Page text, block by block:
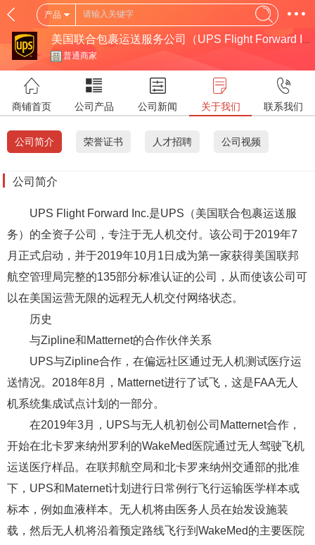
产品
美国联合包裹运送服务公司（UPS Flight Forward Inc）
普通商家
商铺首页 公司产品 公司新闻 关于我们 联系我们
公司简介 荣誉证书 人才招聘 公司视频
公司简介
UPS Flight Forward Inc.是UPS（美国联合包裹运送服
务）的全资子公司，专注于无人机交付。该公司于2019年7
月正式启动，并于2019年10月1日成为第一家获得美国联邦
航空管理局完整的135部分标准认证的公司，从而使该公司可
以在美国运营无限的远程无人机交付网络状态。
历史
与Zipline和Matternet的合作伙伴关系
UPS与Zipline合作，在偏远社区通过无人机测试医疗运
送情况。2018年8月，Matternet进行了试飞，这是FAA无人
机系统集成试点计划的一部分。
在2019年3月，UPS与无人机初创公司Matternet合作，
开始在北卡罗来纳州罗利的WakeMed医院通过无人驾驶飞机
运送医疗样品。在联邦航空局和北卡罗来纳州交通部的批准
下，UPS和Maternet计划进行日常例行飞行运输医学样本或
标本，例如血液样本。无人机将由医务人员在始发设施装
载，然后无人机将沿着预定路线飞行到WakeMed的主要医院